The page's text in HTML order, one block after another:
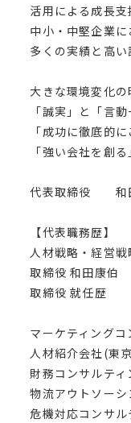
活用による成長支
中小・中堅企業
多くの実績と高い
大きな環境変化の
「誠実」と「言
「成功に徹底的
「強い会社を創
代表取締役 和
【代表職務歴】
人材戦略・経営
取締役 和田康伯
取締役 就任歴
マーケティング
人材紹介会社(東
財務コンサルテ
物流アウトソー
危機対応コンサ